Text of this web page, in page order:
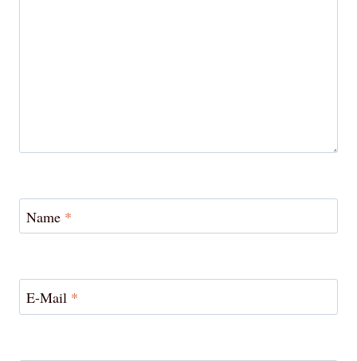
Name *
E-Mail *